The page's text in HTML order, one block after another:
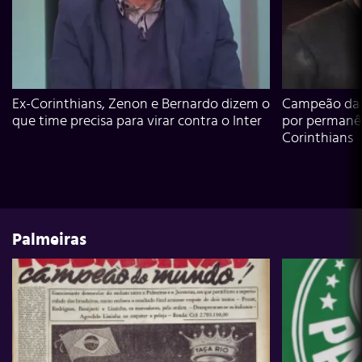
Ex-Corinthians, Zenon e Bernardo dizem o
que time precisa para virar contra o Inter
Campeão
por
Corinthians
Palmeiras